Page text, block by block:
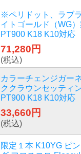
※ペリドット、ラブ
イトゴールド（WG
PT900 K18 K10対応
71,280円
(税込)
カラーチェンジガー
ククラウンセッティ
PT900 K18 K10対応
33,660円
(税込)
限定１本 K10YG ピ